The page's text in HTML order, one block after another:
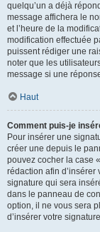
quelqu’un a déjà
message affichera le
et l’heure de la
modification effectuée
puissent rédiger une
noter que les
message si une
Haut
Comment puis-je
Pour insérer une
créer une depuis le
pouvez cocher la case
rédaction afin
signature qui sera
dans le panneau de
option, il ne vous sera
d’insérer votre